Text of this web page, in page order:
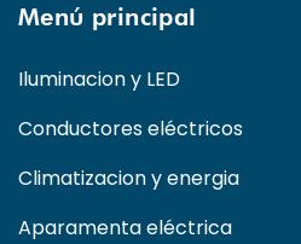
Menú principal
Iluminacion y LED
Conductores eléctricos
Climatizacion y energia
Aparamenta eléctrica